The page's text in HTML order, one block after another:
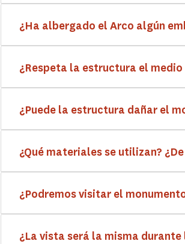
¿Ha albergado el Arco algún
¿Respeta la estructura el
¿Puede la estructura dañar el
¿Qué materiales se utilizan?
¿Podremos visitar el
¿La vista será la misma